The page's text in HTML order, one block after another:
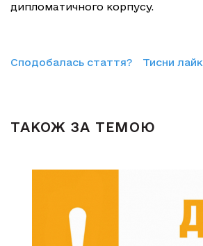
дипломатичного корпусу.
Сподобалась стаття? Тисни лайк
ТАКОЖ ЗА ТЕМОЮ